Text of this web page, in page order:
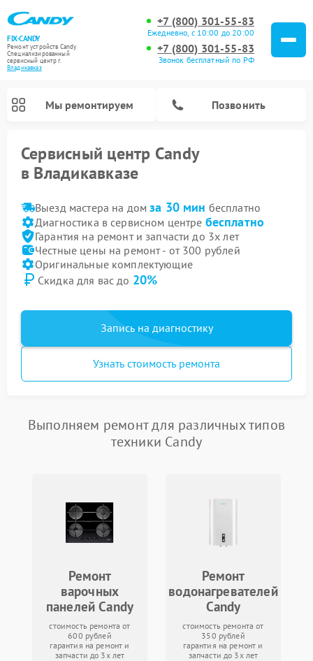
FIX-CANDY
Ремонт устройств Candy
Специализированный
cервисный центр г.
Владикавказ
+7 (800) 301-55-83
Ежедневно, с 10:00 до 20:00
+7 (800) 301-55-83
Звонок бесплатный по РФ
Мы ремонтируем Позвонить
Сервисный центр Candy
в Владикавказе
Выезд мастера на домза 30 мин бесплатно
Диагностика в сервисном центре бесплатно
Гарантия на ремонт и запчасти до 3х лет
Честные цены на ремонт - от 300 рублей
Оригинальные комплектующие
Скидка для вас до 20%
Запись на диагностику
Узнать стоимость ремонта
Выполняем ремонт для различных типов
техники Candy
Ремонт
варочных
панелей Candy
стоимость ремонта от
600 рублей
гарантия на ремонт и
запчасти до 3х лет
Ремонт
водонагревателей
Candy
стоимость ремонта от
350 рублей
гарантия на ремонт и
запчасти до 3х лет